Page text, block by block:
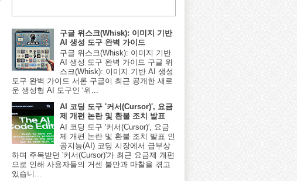
구글 위스크(Whisk): 이미지 기반
AI 생성 도구 완벽 가이드
구글 위스크(Whisk): 이미지 기반
AI 생성 도구 완벽 가이드 구글 위
스크(Whisk): 이미지 기반 AI 생성
도구 완벽 가이드 서론 구글이 최근 공개한 새로
운 생성형 AI 도구인 ‘위...
AI 코딩 도구 '커서(Cursor)', 요금
제 개편 논란 및 환불 조치 발표
AI 코딩 도구 '커서(Cursor)', 요금
제 개편 논란 및 환불 조치 발표 인
공지능(AI) 코딩 시장에서 급부상
하며 주목받던 '커서(Cursor)'가 최근 요금제 개편
으로 인해 사용자들의 거센 불만과 마찰을 겪고
있습니...